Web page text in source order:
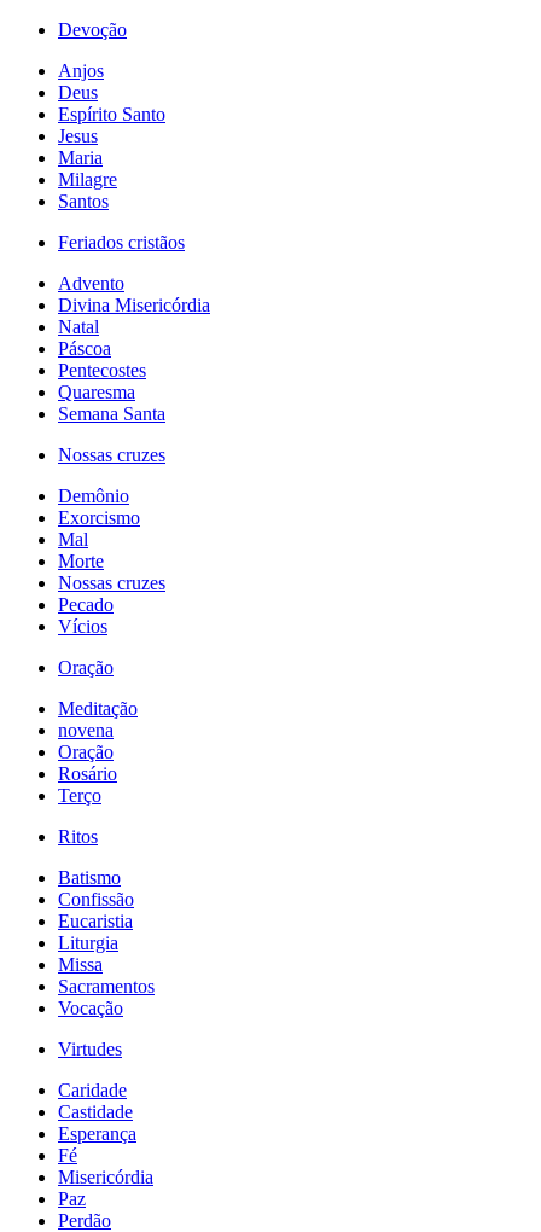
Devoção
Anjos
Deus
Espírito Santo
Jesus
Maria
Milagre
Santos
Feriados cristãos
Advento
Divina Misericórdia
Natal
Páscoa
Pentecostes
Quaresma
Semana Santa
Nossas cruzes
Demônio
Exorcismo
Mal
Morte
Nossas cruzes
Pecado
Vícios
Oração
Meditação
novena
Oração
Rosário
Terço
Ritos
Batismo
Confissão
Eucaristia
Liturgia
Missa
Sacramentos
Vocação
Virtudes
Caridade
Castidade
Esperança
Fé
Misericórdia
Paz
Perdão